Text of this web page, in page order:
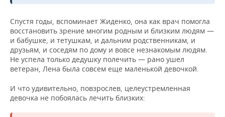
Спустя годы, вспоминает Жиденко, она как врач помогла
восстановить зрение многим родным и близким людям —
и бабушке, и тетушкам, и дальним родственникам, и
друзьям, и соседям по дому и вовсе незнакомым людям.
Не успела только дедушку полечить — рано ушел
ветеран, Лена была совсем еще маленькой девочкой.
И что удивительно, повзрослев, целеустремленная
девочка не побоялась лечить близких: